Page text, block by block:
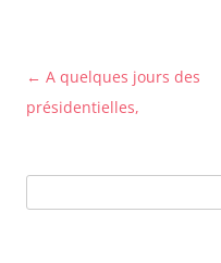
Navigation
des
← A quelques jours des
présidentielles,